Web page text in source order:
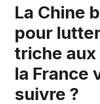
La Chine
pour
triche
la France
suivre ?